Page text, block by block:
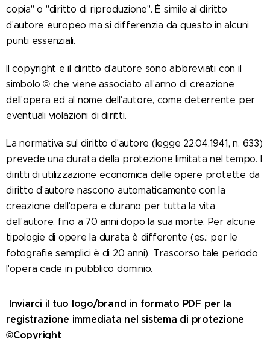
copia" o "diritto di riproduzione". È simile al diritto
d'autore europeo ma si differenzia da questo in alcuni
punti essenziali.
Il copyright e il diritto d'autore sono abbreviati con il
simbolo © che viene associato all'anno di creazione
dell'opera ed al nome dell'autore, come deterrente per
eventuali violazioni di diritti.
La normativa sul diritto d'autore (legge 22.04.1941, n. 633)
prevede una durata della protezione limitata nel tempo. I
diritti di utilizzazione economica delle opere protette da
diritto d'autore nascono automaticamente con la
creazione dell'opera e durano per tutta la vita
dell'autore, fino a 70 anni dopo la sua morte. Per alcune
tipologie di opere la durata è differente (es.: per le
fotografie semplici è di 20 anni). Trascorso tale periodo
l'opera cade in pubblico dominio.
Inviarci il tuo logo/brand in formato PDF per la
registrazione immediata nel sistema di protezione
©Copyright